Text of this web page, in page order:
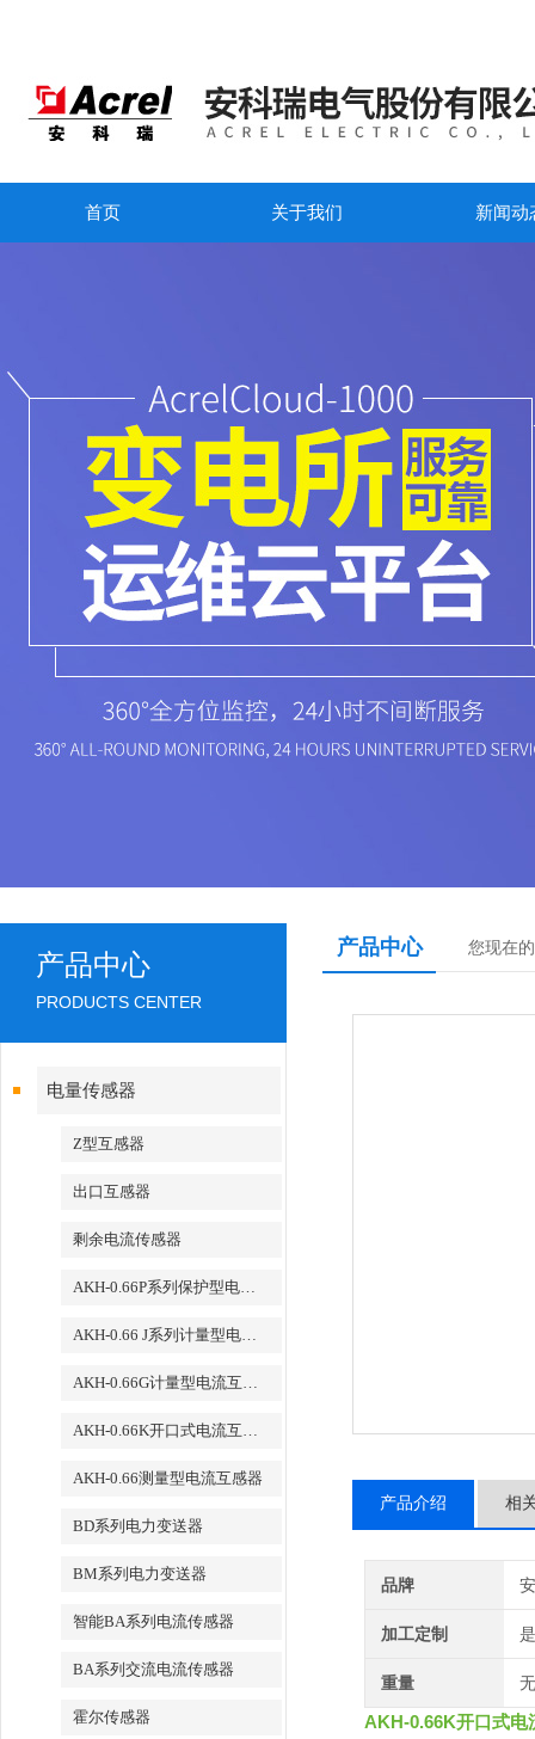
首页 关于我们 新闻动
产品中心
PRODUCTS CENTER
电量传感器
Z型互感器
出口互感器
剩余电流传感器
AKH-0.66P系列保护型电流互感器
AKH-0.66 J系列计量型电流互感器
AKH-0.66G计量型电流互感器
AKH-0.66K开口式电流互感器
AKH-0.66测量型电流互感器
BD系列电力变送器
BM系列电力变送器
智能BA系列电流传感器
BA系列交流电流传感器
霍尔传感器
产品中心 您现在
产品介绍 相
品牌
加工定制 是
重量
AKH-0.66K开口式电